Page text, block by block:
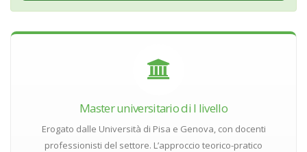
Master universitario di I livello
Erogato dalle Università di Pisa e Genova, con docenti
professionisti del settore. L’approccio teorico-pratico